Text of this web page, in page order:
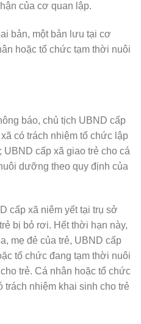
của cơ quan lập.
bản, một bản lưu tại cơ
hoặc tổ chức tạm thời nuôi
báo, chủ tịch UBND cấp
có trách nhiệm tổ chức lập
UBND cấp xã giao trẻ cho cá
dưỡng theo quy định của
cấp xã niêm yết tại trụ sở
bị bỏ rơi. Hết thời hạn này,
mẹ đẻ của trẻ, UBND cấp
tổ chức đang tạm thời nuôi
trẻ. Cá nhân hoặc tổ chức
nhiệm khai sinh cho trẻ